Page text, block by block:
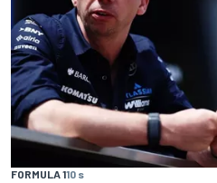
FORMULA 110 s